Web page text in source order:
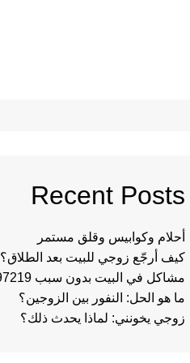
Recent Posts
أحلام وكوابيس وقلق مستمر
كيف أرجّع زوجي للبيت بعد الطلاق؟
مشاكل في البيت بدون سبب 00905397697219
ما هو الحل: النفور بين الزوجين؟
زوجي يخونني: لماذا يحدث ذلك؟